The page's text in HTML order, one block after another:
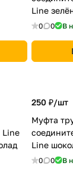
Line
0 0 В
Line
250 ₽/шт
Муфта
Line
0 0 В